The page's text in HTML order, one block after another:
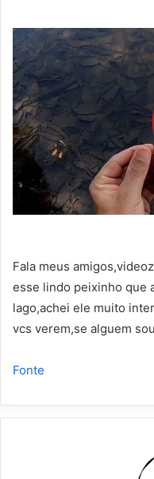
Fala meus
esse lindo peixinho que
lago,achei ele muito
vcs verem,se alguem
Fonte